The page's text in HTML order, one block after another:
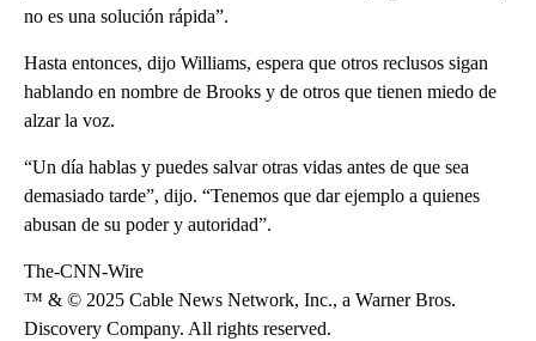
no es una solución rápida”.
Hasta entonces, dijo Williams, espera que otros reclusos sigan
hablando en nombre de Brooks y de otros que tienen miedo de
alzar la voz.
“Un día hablas y puedes salvar otras vidas antes de que sea
demasiado tarde”, dijo. “Tenemos que dar ejemplo a quienes
abusan de su poder y autoridad”.
The-CNN-Wire
™ & © 2025 Cable News Network, Inc., a Warner Bros.
Discovery Company. All rights reserved.